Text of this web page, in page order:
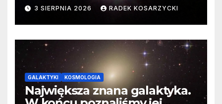
3 SIERPNIA 2026 RADEK KOSARZYCKI
GALAKTYKI KOSMOLOGIA
Największa znana galaktyka.